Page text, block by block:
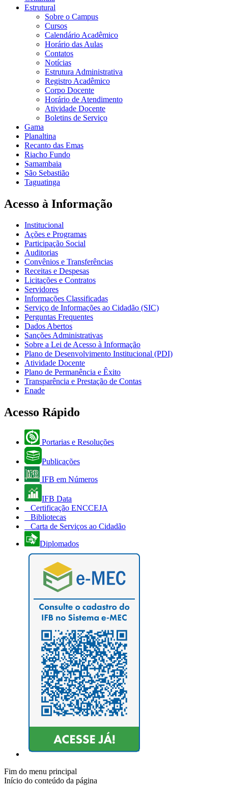
Estrutural
Sobre o Campus
Cursos
Calendário Acadêmico
Horário das Aulas
Contatos
Notícias
Estrutura Administrativa
Registro Acadêmico
Corpo Docente
Horário de Atendimento
Atividade Docente
Boletins de Serviço
Gama
Planaltina
Recanto das Emas
Riacho Fundo
Samambaia
São Sebastião
Taguatinga
Acesso à Informação
Institucional
Ações e Programas
Participação Social
Auditorias
Convênios e Transferências
Receitas e Despesas
Licitações e Contratos
Servidores
Informações Classificadas
Serviço de Informações ao Cidadão (SIC)
Perguntas Frequentes
Dados Abertos
Sanções Administrativas
Sobre a Lei de Acesso à Informação
Plano de Desenvolvimento Institucional (PDI)
Atividade Docente
Plano de Permanência e Êxito
Transparência e Prestação de Contas
Enade
Acesso Rápido
Portarias e Resoluções
Publicações
IFB em Números
IFB Data
Certificação ENCCEJA
Bibliotecas
Carta de Serviços ao Cidadão
Diplomados
Fim do menu principal
Início do conteúdo da página